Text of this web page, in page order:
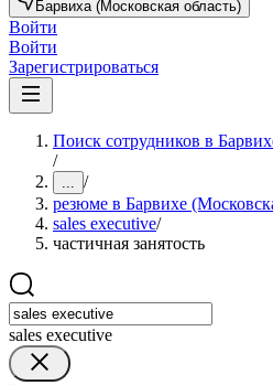
Барвиха (Московская область)
Войти
Войти
Зарегистрироваться
Поиск сотрудников в
/
... /
резюме в Барвихе
sales executive/
частичная занятость
sales executive